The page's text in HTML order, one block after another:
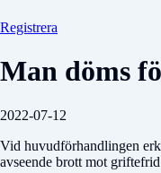
Registrera
Man döms
2022-07-12
Vid huvudförhandlingen
avseende brott mot